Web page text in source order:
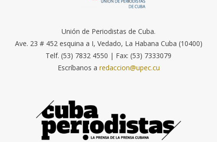
Unión de Periodistas de Cuba.
Ave. 23 # 452 esquina a I, Vedado, La Habana Cuba (10400)
Telf. (53) 7832 4550 | Fax: (53) 7333079
Escríbanos a redaccion@upec.cu